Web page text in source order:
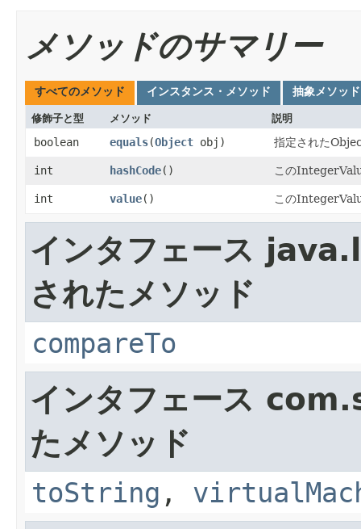
メソッドのサマリー
すべてのメソッド インスタンス・メソッド 抽象メソッド
修飾子と型 メソッド 説明
boolean equals​(Object obj) 指定された
int hashCode() この
int value() この
インタフェース
されたメソッド
compareTo
インタフェース
たメソッド
toString ,